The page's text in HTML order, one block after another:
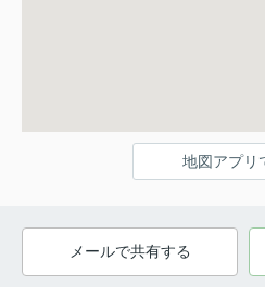
地図アプリ
メールで共有する